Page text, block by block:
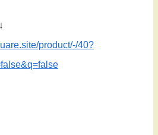
product/-/40?